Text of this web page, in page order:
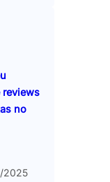
reviews
no
2025